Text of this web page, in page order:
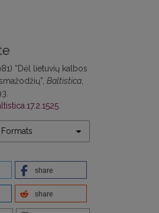
“Dėl lietuvių kalbos
Baltistica
share
share